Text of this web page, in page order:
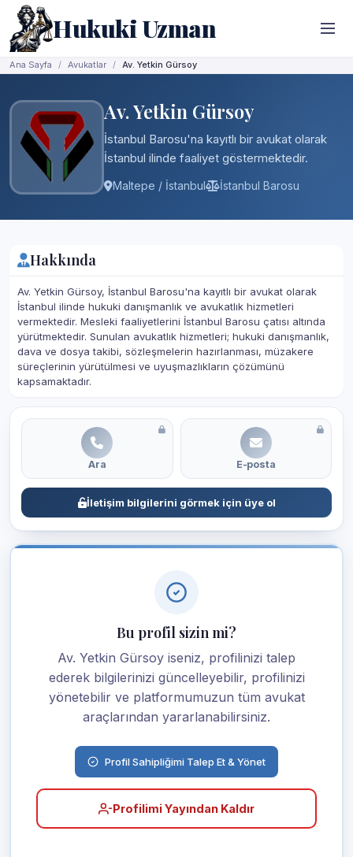
Hukuki Uzman
Ana Sayfa Avukatlar Av. Yetkin Gürsoy
Av. Yetkin Gürsoy
İstanbul Barosu'na kayıtlı bir avukat olarak
İstanbul ilinde faaliyet göstermektedir.
Maltepe / İstanbul İstanbul Barosu
Hakkında
Av. Yetkin Gürsoy, İstanbul Barosu'na kayıtlı bir avukat olarak
İstanbul ilinde hukuki danışmanlık ve avukatlık hizmetleri
vermektedir. Mesleki faaliyetlerini İstanbul Barosu çatısı altında
yürütmektedir. Sunulan avukatlık hizmetleri; hukuki danışmanlık,
dava ve dosya takibi, sözleşmelerin hazırlanması, müzakere
süreçlerinin yürütülmesi ve uyuşmazlıkların çözümünü
kapsamaktadır.
Ara E-posta
İletişim bilgilerini görmek için üye ol
Bu profil sizin mi?
Av. Yetkin Gürsoy iseniz, profilinizi talep
ederek bilgilerinizi güncelleyebilir, profilinizi
yönetebilir ve platformumuzun tüm avukat
araçlarından yararlanabilirsiniz.
Profil Sahipliğimi Talep Et & Yönet
Profilimi Yayından Kaldır